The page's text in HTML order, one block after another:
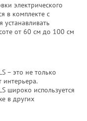
электрического
в комплекте с
устанавливать
от 60 см до 100 см
– это не только
интерьера.
широко используется
в других